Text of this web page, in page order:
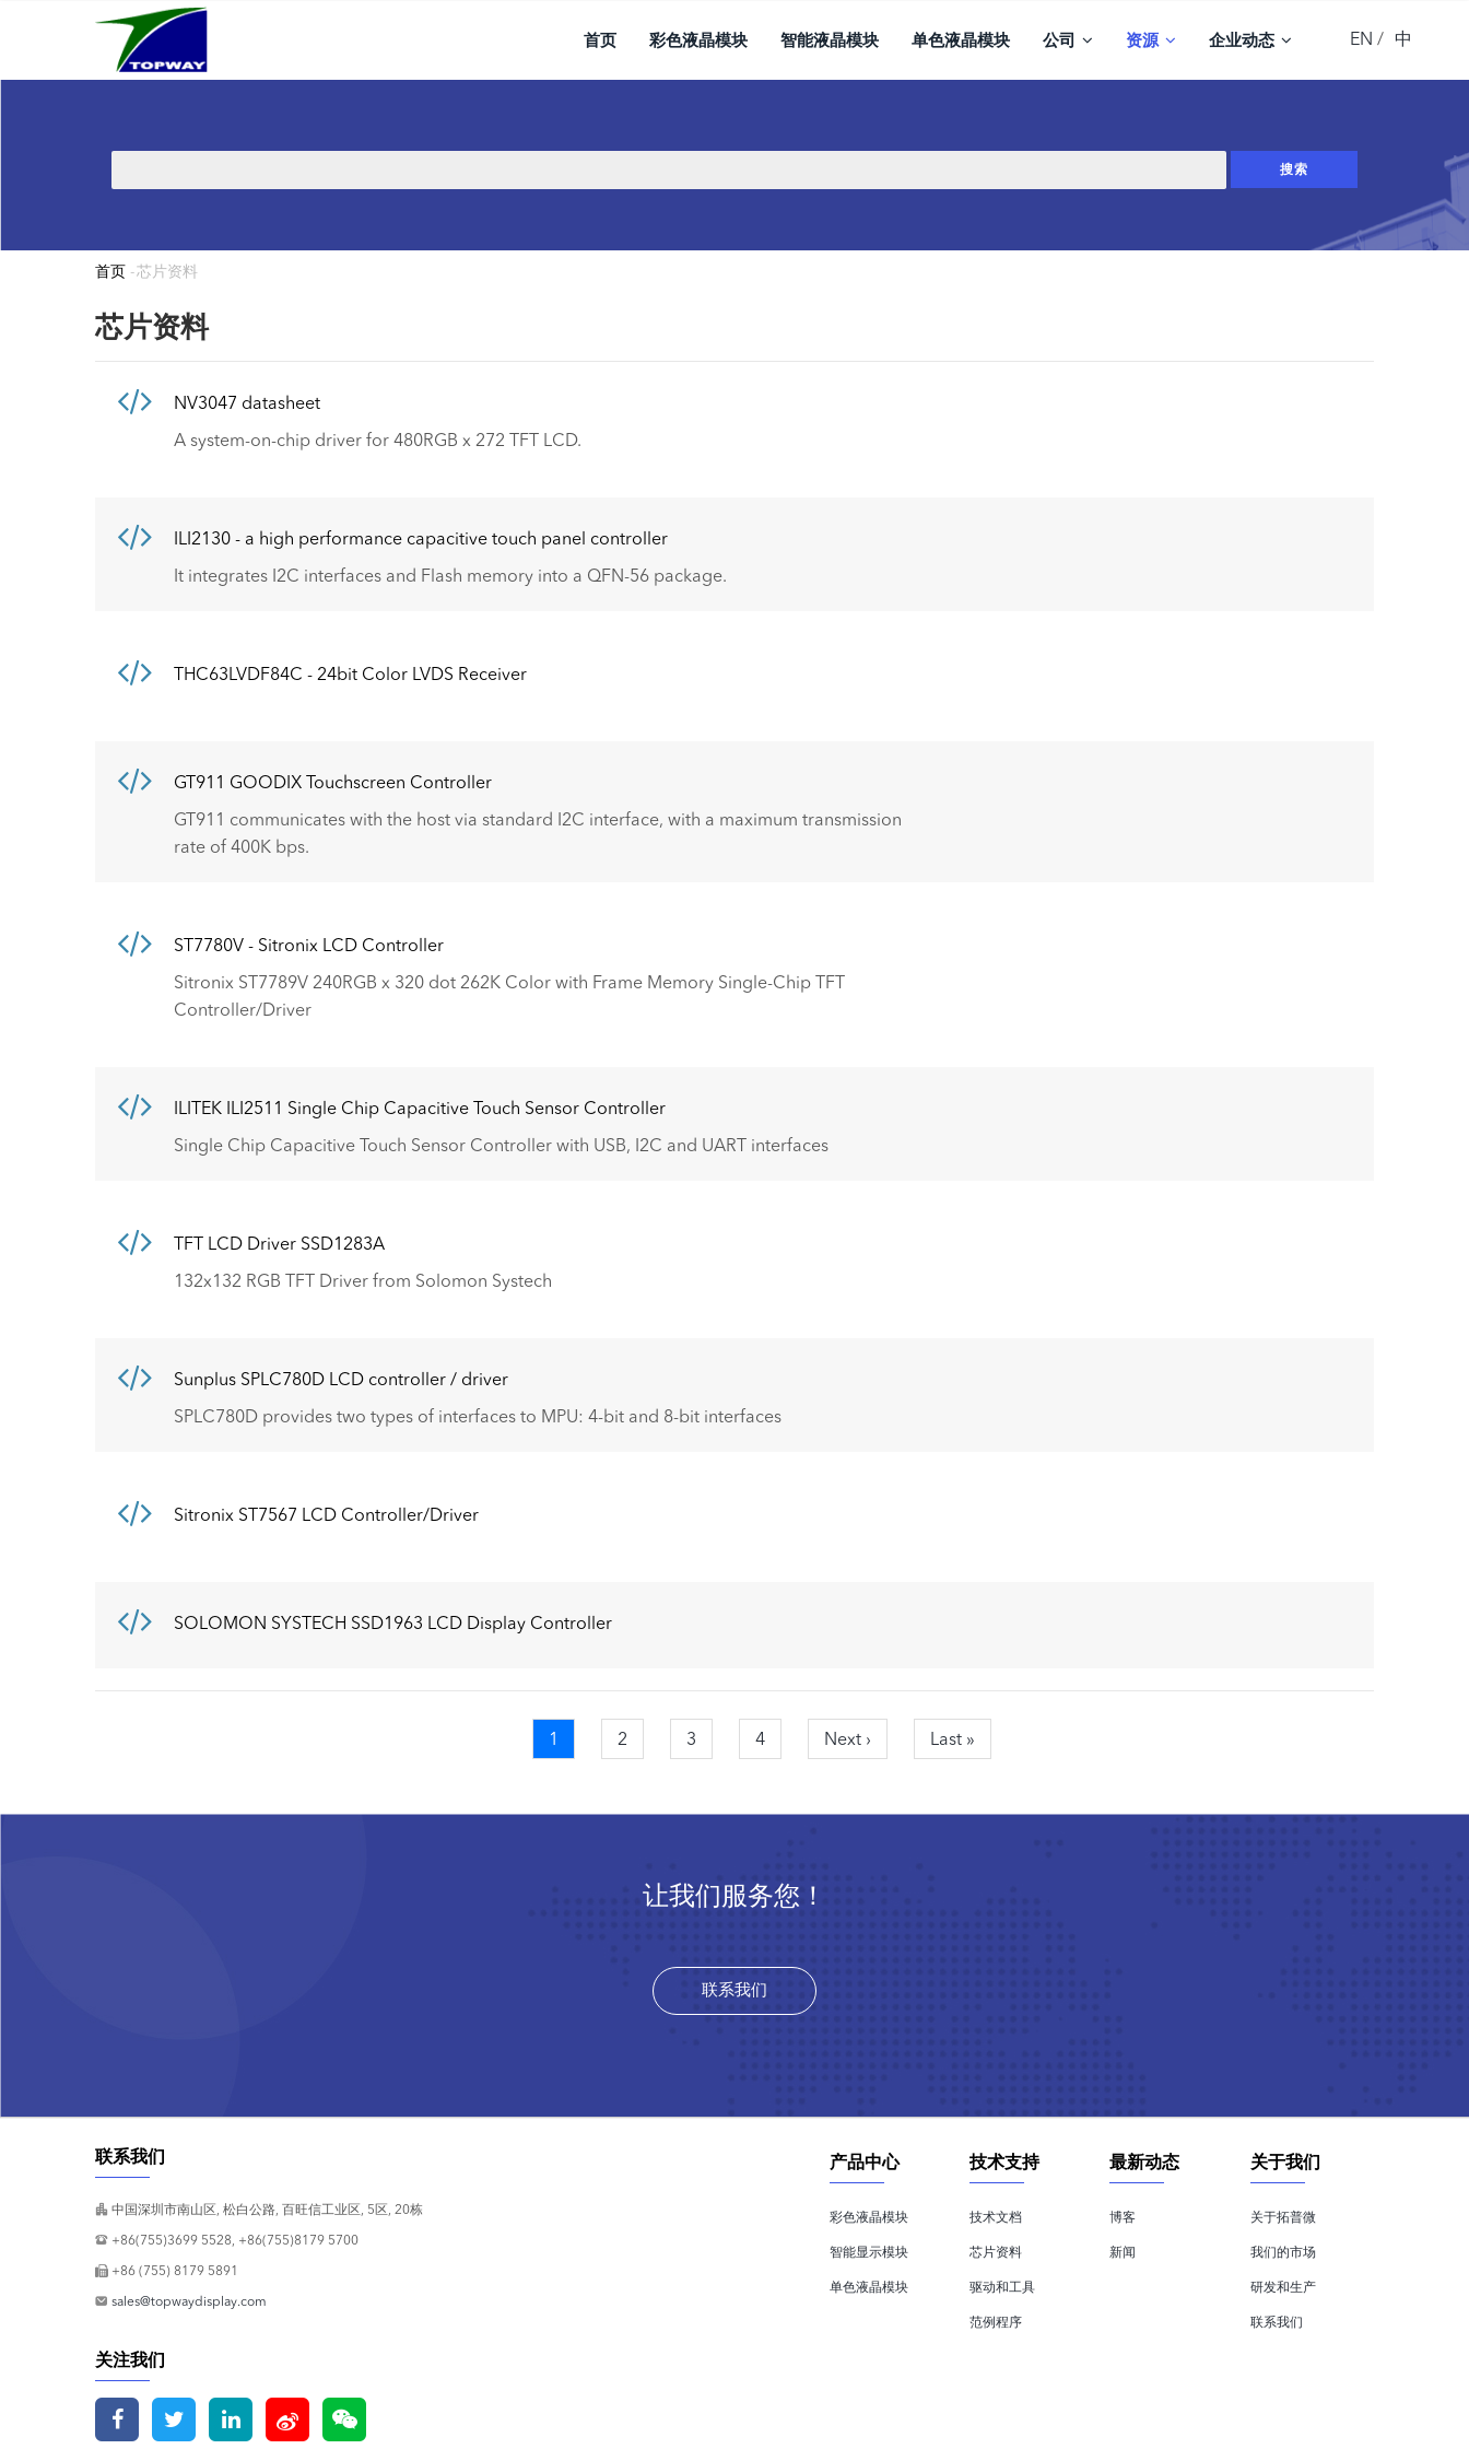
首页 彩色液晶模块 智能液晶模块 单色液晶模块 公司 资源 企业动态 EN 中
索
面
包
屑
首页 -芯片资料
芯片资料
NV3047 datasheet
A system-on-chip driver for 480RGB x 272 TFT LCD.
ILI2130 - a high performance capacitive touch panel controller
It integrates I2C interfaces and Flash memory into a QFN-56 package.
THC63LVDF84C - 24bit Color LVDS Receiver
GT911 GOODIX Touchscreen Controller
GT911 communicates with the host via standard I2C interface, with a maximum transmission
rate of 400K bps.
ST7780V - Sitronix LCD Controller
Sitronix ST7789V 240RGB x 320 dot 262K Color with Frame Memory Single-Chip TFT
Controller/Driver
ILITEK ILI2511 Single Chip Capacitive Touch Sensor Controller
Single Chip Capacitive Touch Sensor Controller with USB, I2C and UART interfaces
TFT LCD Driver SSD1283A
132x132 RGB TFT Driver from Solomon Systech
Sunplus SPLC780D LCD controller / driver
SPLC780D provides two types of interfaces to MPU: 4-bit and 8-bit interfaces
Sitronix ST7567 LCD Controller/Driver
SOLOMON SYSTECH SSD1963 LCD Display Controller
当
前
1
页
面
2
页
面
3
页
面
4
Next
page
Next ›
Last
page
Last »
让我们服务您！
联系我们
联系我们
中国深圳市南山区, 松白公路, 百旺信工业区, 5区, 20栋
+86(755)3699 5528, +86(755)8179 5700
+86 (755) 8179 5891
sales@topwaydisplay.com
关注我们
关于我们
关于拓普微
我们的市场
研发和生产
联系我们
最新动态
博客
新闻
技术支持
技术文档
芯片资料
驱动和工具
范例程序
产品中心
彩色液晶模块
智能显示模块
单色液晶模块